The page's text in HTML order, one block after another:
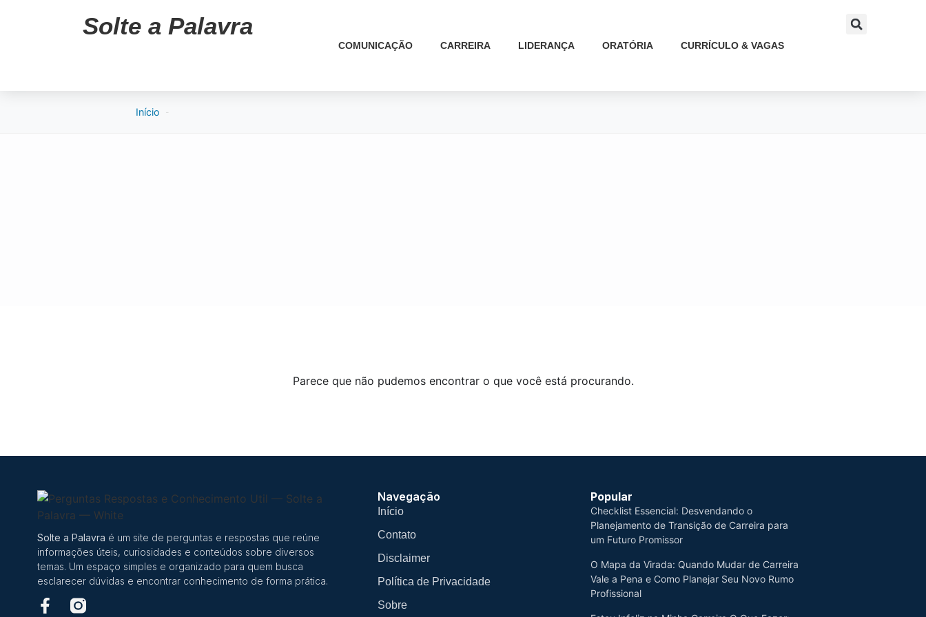
Solte a Palavra
COMUNICAÇÃO CARREIRA LIDERANÇA ORATÓRIA CURRÍCULO & VAGAS
Início -
Parece que não pudemos encontrar o que você está procurando.
Solte a Palavra é um site de perguntas e respostas que reúne
informações úteis, curiosidades e conteúdos sobre diversos
temas. Um espaço simples e organizado para quem busca
esclarecer dúvidas e encontrar conhecimento de forma prática.
Navegação
Início
Contato
Disclaimer
Política de Privacidade
Sobre
Popular
Checklist Essencial: Desvendando o
Planejamento de Transição de Carreira para
um Futuro Promissor
O Mapa da Virada: Quando Mudar de Carreira
Vale a Pena e Como Planejar Seu Novo Rumo
Profissional